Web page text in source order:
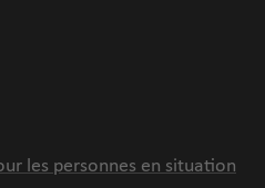
les personnes en situation